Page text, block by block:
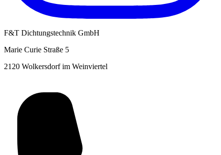
F&T Dichtungstechnik GmbH
Marie Curie Straße 5
2120 Wolkersdorf im Weinviertel